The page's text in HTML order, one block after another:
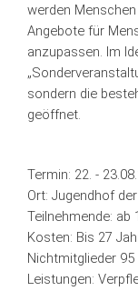
werden
Angebote für
anzupassen. Im
sondern die
geöffnet.
Termin: 22. -
Ort: Jugendhof
Teilnehmende: ab
Kosten: Bis 27
Nichtmitglieder 95
Leistungen: